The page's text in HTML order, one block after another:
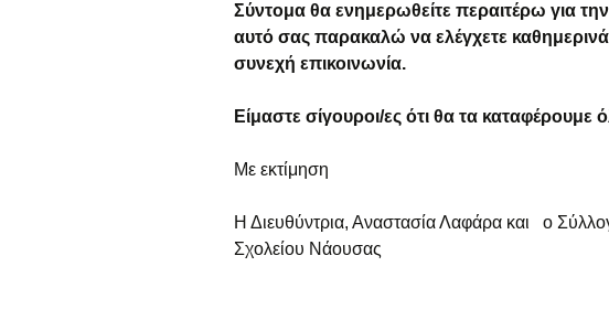
Σύντομα θα ενημερωθείτε περαιτέρω για
αυτό σας παρακαλώ να ελέγχετε
συνεχή επικοινωνία.
Είμαστε σίγουροι/ες ότι θα τα καταφέρουμε
Με εκτίμηση
Η Διευθύντρια, Αναστασία Λαφάρα και ο
Σχολείου Νάουσας